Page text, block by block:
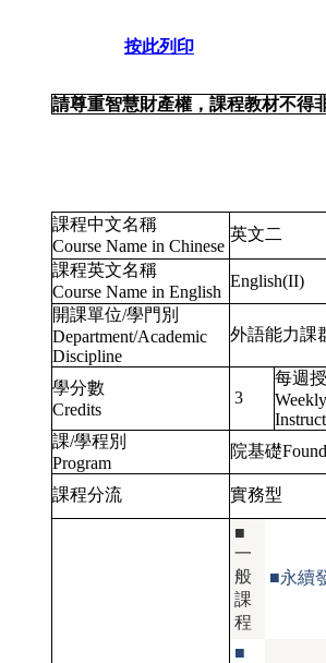
按此列印
請尊重智慧財產權，課程教材不得
課程中文名稱
Course Name in Chinese
英文二
課程英文名稱
Course Name in English
English(II)
開課單位/學門別
Department/Academic
Discipline
外語能力課
學分數
Credits
3
每週
課/學程別
Program
院基礎
課程分流 實務型
■
一
般
課
程
■永續
■